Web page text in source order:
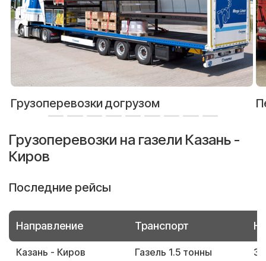
Грузоперевозки догрузом
Грузоперевозки на газели Казань -
Киров
Последние рейсы
Направление Транспорт
Казань - Киров Газель 1.5 тонны